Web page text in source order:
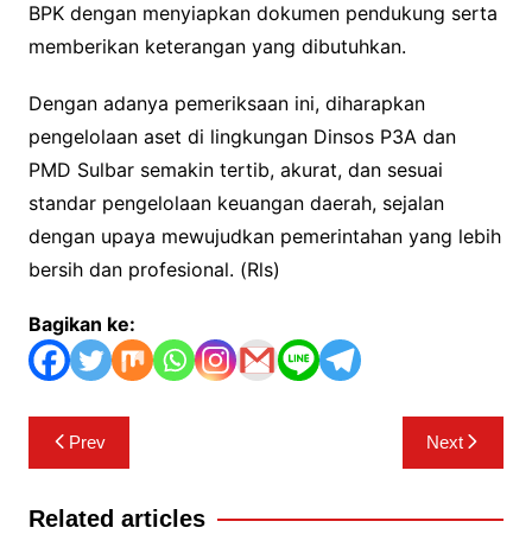
BPK dengan menyiapkan dokumen pendukung serta
memberikan keterangan yang dibutuhkan.
Dengan adanya pemeriksaan ini, diharapkan
pengelolaan aset di lingkungan Dinsos P3A dan
PMD Sulbar semakin tertib, akurat, dan sesuai
standar pengelolaan keuangan daerah, sejalan
dengan upaya mewujudkan pemerintahan yang lebih
bersih dan profesional. (Rls)
Bagikan ke:
Navigasi
pos
Prev Next
Related articles